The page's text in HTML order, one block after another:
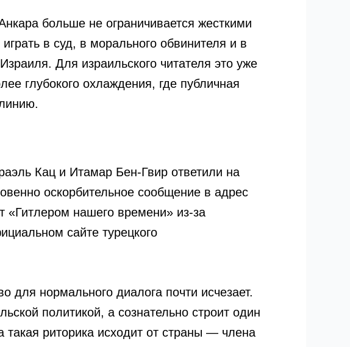
больше не ограничивается жесткими
в суд, в морального обвинителя и в
Для израильского читателя это уже
глубокого охлаждения, где публичная
Кац и Итамар Бен-Гвир ответили на
оскорбительное сообщение в адрес
«Гитлером нашего времени» из-за
сайте турецкого
для нормального диалога почти исчезает.
политикой, а сознательно строит один
такая риторика исходит от страны — члена